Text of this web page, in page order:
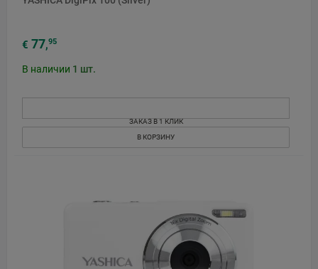
€ 77,95
В наличии 1 шт.
ЗАКАЗ В 1 КЛИК
В КОРЗИНУ